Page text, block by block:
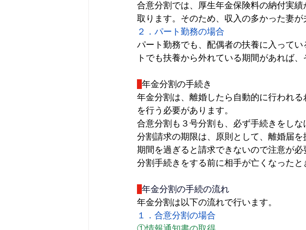
合意分割では、厚生年金保険料の納付実
取ります。そのため、収入の多かった妻が
２．パート勤務の場合
パート勤務でも、配偶者の扶養に入って
トでも扶養から外れている期間があれば
年金分割の手続き
年金分割は、離婚したら自動的に行われ
を行う必要があります。
合意分割も３号分割も、必ず手続きをしな
分割請求の期限は、原則として、離婚届
期間を過ぎると請求できないので注意が必
分割手続きをする前に相手が亡くなった
年金分割の手続の流れ
年金分割は以下の流れで行います。
１．合意分割の場合